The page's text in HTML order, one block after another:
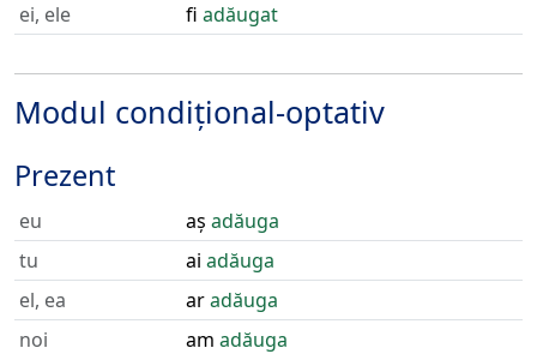
ei, ele
fi adăugat
Modul condițional-optativ
Prezent
eu aș adăuga
tu
ai adăuga
el, ea
aradăuga
noi
am adăuga